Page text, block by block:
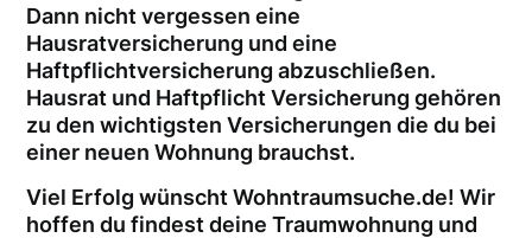
Dann nicht vergessen eine
Hausratversicherung und eine
Haftpflichtversicherung abzuschließen.
Hausrat und Haftpflicht Versicherung gehören
zu den wichtigsten Versicherungen die du bei
einer neuen Wohnung brauchst.
Viel Erfolg wünscht Wohntraumsuche.de! Wir
hoffen du findest deine Traumwohnung und